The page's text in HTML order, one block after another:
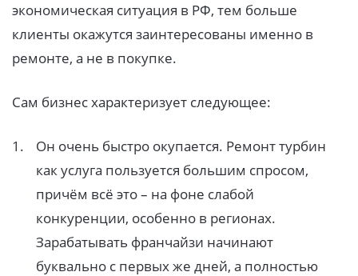
экономическая ситуация в РФ, тем больше
клиенты окажутся заинтересованы именно в
ремонте, а не в покупке.
Сам бизнес характеризует следующее:
Он очень быстро окупается. Ремонт турбин
как услуга пользуется большим спросом,
причём всё это – на фоне слабой
конкуренции, особенно в регионах.
Зарабатывать франчайзи начинают
буквально с первых же дней, а полностью